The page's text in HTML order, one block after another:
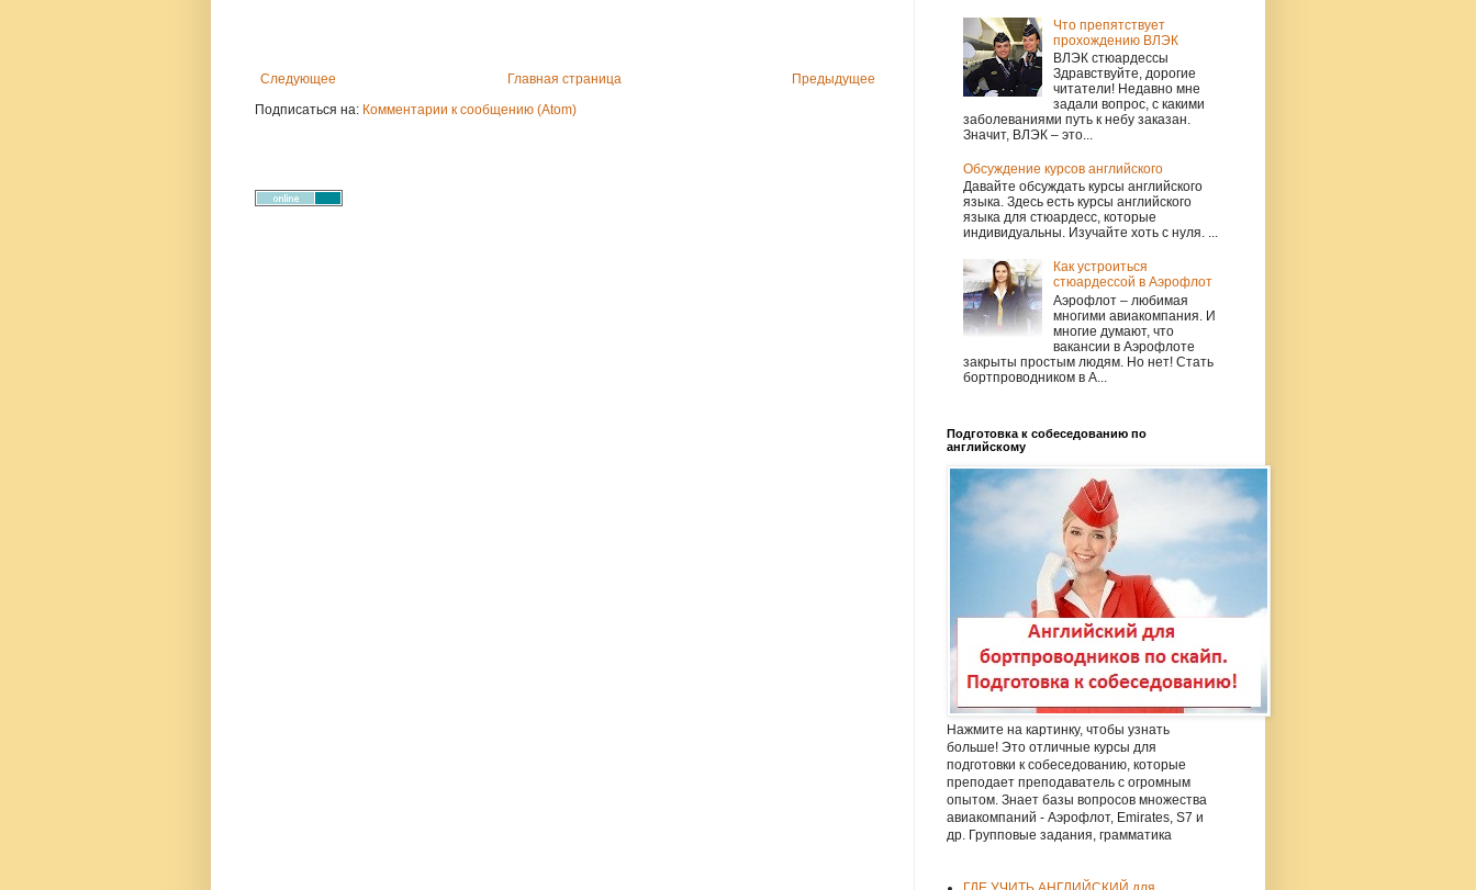
Следующее Предыдущее
Главная страница
Подписаться на: Комментарии к сообщению (Atom)
Что препятствует
прохождению ВЛЭК
ВЛЭК стюардессы
Здравствуйте, дорогие
читатели! Недавно мне
задали вопрос, с какими
заболеваниями путь к небу заказан.
Значит, ВЛЭК – это...
Обсуждение курсов английского
Давайте обсуждать курсы английского
языка. Здесь есть курсы английского
языка для стюардесс, которые
индивидуальны. Изучайте хоть с нуля. ...
Как устроиться
стюардессой в Аэрофлот
Аэрофлот – любимая
многими авиакомпания. И
многие думают, что
вакансии в Аэрофлоте
закрыты простым людям. Но нет! Стать
бортпроводником в А...
Подготовка к собеседованию по
английскому
Нажмите на картинку, чтобы узнать
больше! Это отличные курсы для
подготовки к собеседованию, которые
преподает преподаватель с огромным
опытом. Знает базы вопросов множества
авиакомпаний - Аэрофлот, Emirates, S7 и
др. Групповые задания, грамматика